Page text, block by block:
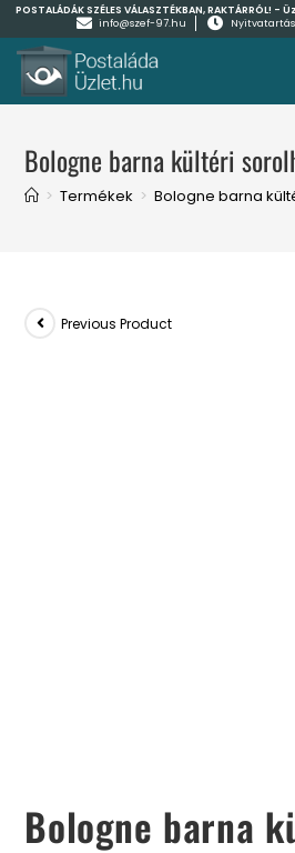
POSTALÁDÁK SZÉLES VÁLASZTÉKBAN, RAKTÁRRÓL! -
info@szef-97.hu
Nyitvatartás
Bologne barna kültéri
> Termékek > Bologne barna
Previous Product
Bologne barna